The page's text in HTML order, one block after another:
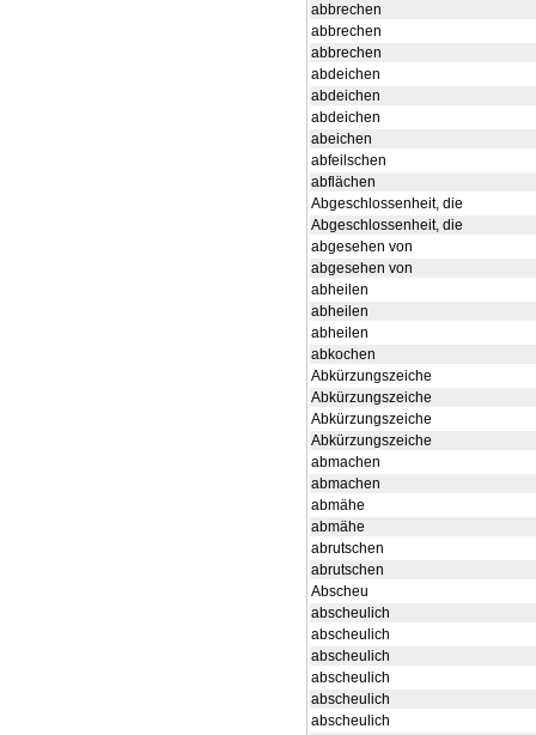
abbrechen
abbrechen
abbrechen
abdeichen
abdeichen
abdeichen
abeichen
abfeilschen
abflächen
Abgeschlossenheit, die
Abgeschlossenheit, die
abgesehen von
abgesehen von
abheilen
abheilen
abheilen
abkochen
Abkürzungszeiche
Abkürzungszeiche
Abkürzungszeiche
Abkürzungszeiche
abmachen
abmachen
abmähe
abmähe
abrutschen
abrutschen
Abscheu
abscheulich
abscheulich
abscheulich
abscheulich
abscheulich
abscheulich